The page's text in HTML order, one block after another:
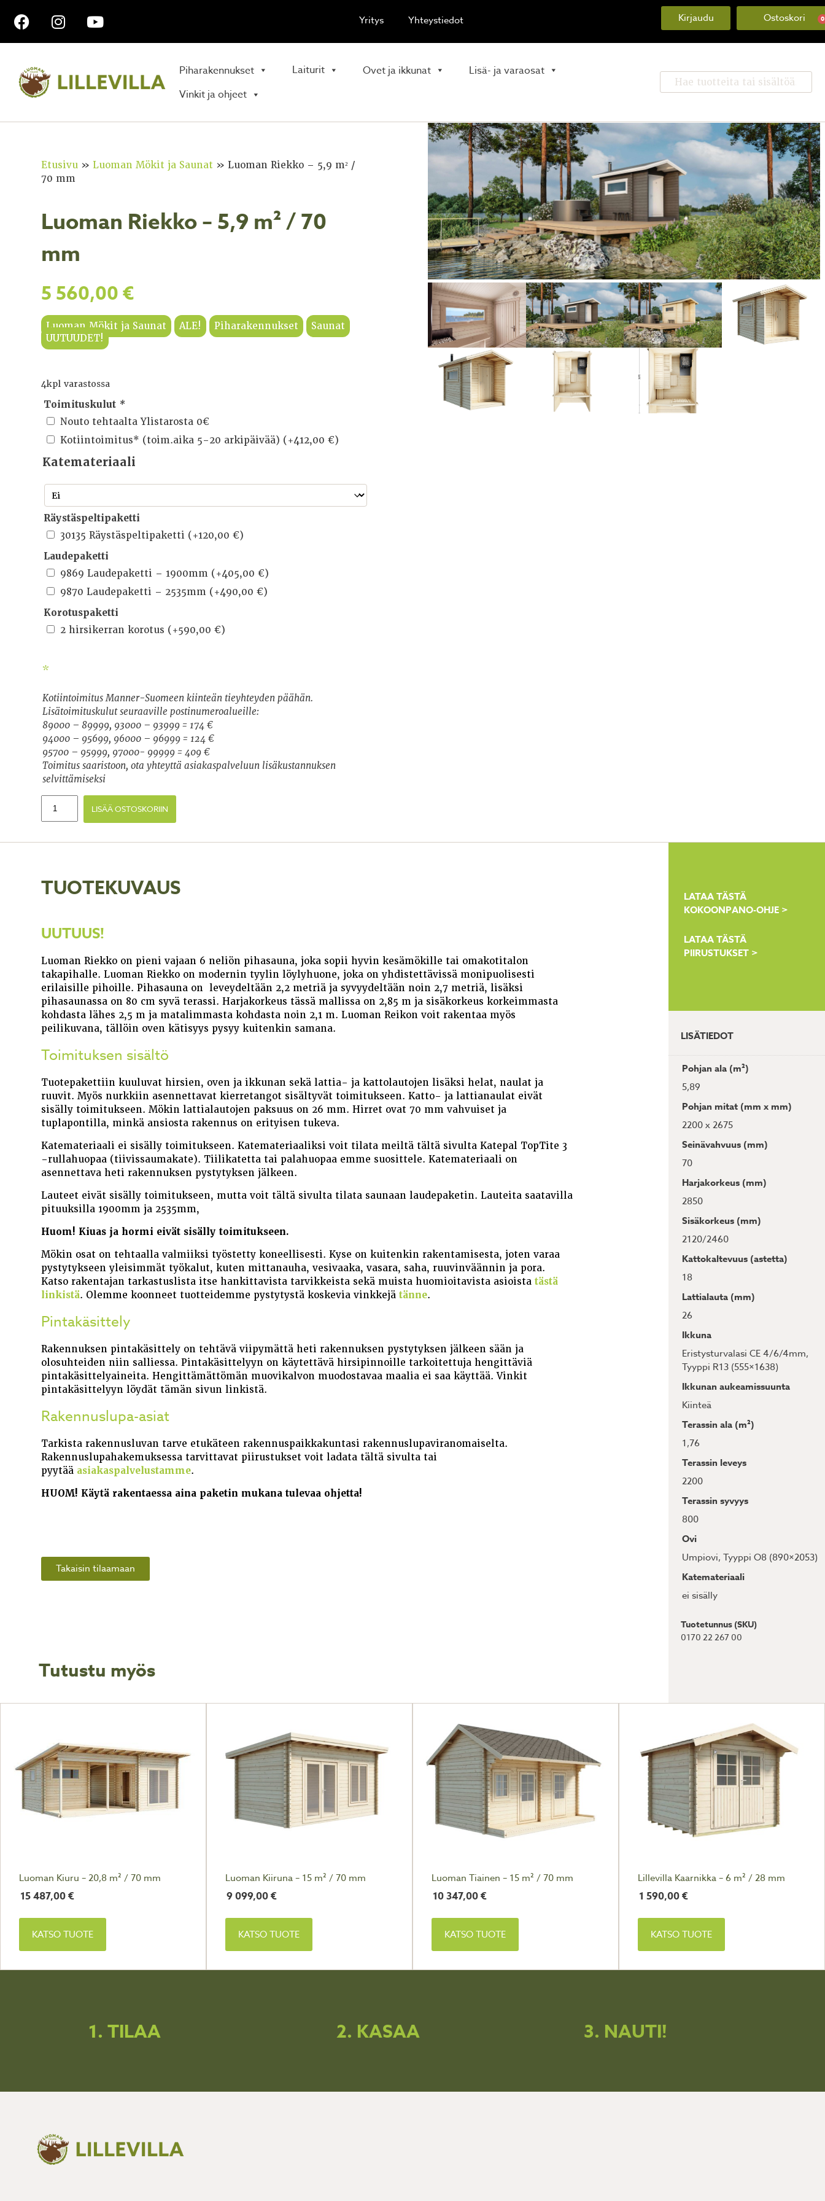
Yritys Yhteystiedot Kirjaudu 0
Piharakennukset Laiturit Ovet ja ikkunat
Lisä- ja varaosat
Vinkit ja ohjeet
Etusivu »Luoman Mökit ja Saunat »Luoman Riekko – 5,9 m² /
70 mm
Luoman Riekko – 5,9 m² / 70
mm
5 560,00€
Luoman Mökit ja Saunat ALE! Piharakennukset
Saunat
UUTUUDET!
4kpl varastossa
Toimituskulut *
Nouto tehtaalta Ylistarosta 0€
Kotiintoimitus* (toim.aika 5-20 arkipäivää) (+412,00€)
Katemateriaali
Räystäspeltipaketti
30135 Räystäspeltipaketti (+120,00€)
Laudepaketti
9869 Laudepaketti – 1900mm (+405,00€)
9870 Laudepaketti – 2535mm (+490,00€)
Korotuspaketti
2 hirsikerran korotus (+590,00€)
*
Kotiintoimitus Manner-Suomeen kiinteän tieyhteyden päähän.
Lisätoimituskulut seuraaville postinumeroalueille:
89000 – 89999, 93000 – 93999 = 174 €
94000 – 95699, 96000 – 96999 = 124 €
95700 – 95999, 97000- 99999 = 409 €
Toimitus saaristoon, ota yhteyttä asiakaspalveluun lisäkustannuksen
selvittämiseksi
LISÄÄ OSTOSKORIIN
TUOTEKUVAUS
UUTUUS!
Luoman Riekko on pieni vajaan 6 neliön pihasauna, joka sopii hyvin kesämökille tai omakotitalon
takapihalle. Luoman Riekko on modernin tyylin löylyhuone, joka on yhdistettävissä monipuolisesti
erilaisille pihoille. Pihasauna on leveydeltään 2,2 metriä ja syvyydeltään noin 2,7 metriä, lisäksi
pihasaunassa on 80 cm syvä terassi. Harjakorkeus tässä mallissa on 2,85 m ja sisäkorkeus korkeimmasta
kohdasta lähes 2,5 m ja matalimmasta kohdasta noin 2,1 m. Luoman Reikon voit rakentaa myös
peilikuvana, tällöin oven kätisyys pysyy kuitenkin samana.
Toimituksen sisältö
Tuotepakettiin kuuluvat hirsien, oven ja ikkunan sekä lattia- ja kattolautojen lisäksi helat, naulat ja
ruuvit. Myös nurkkiin asennettavat kierretangot sisältyvät toimitukseen. Katto- ja lattianaulat eivät
sisälly toimitukseen. Mökin lattialautojen paksuus on 26 mm. Hirret ovat 70 mm vahvuiset ja
tuplapontilla, minkä ansiosta rakennus on erityisen tukeva.
Katemateriaali ei sisälly toimitukseen. Katemateriaaliksi voit tilata meiltä tältä sivulta Katepal TopTite 3
-rullahuopaa (tiivissaumakate). Tiilikatetta tai palahuopaa emme suosittele. Katemateriaali on
asennettava heti rakennuksen pystytyksen jälkeen.
Lauteet eivät sisälly toimitukseen, mutta voit tältä sivulta tilata saunaan laudepaketin. Lauteita saatavilla
pituuksilla 1900mm ja 2535mm,
Huom! Kiuas ja hormi eivät sisälly toimitukseen.
Mökin osat on tehtaalla valmiiksi työstetty koneellisesti. Kyse on kuitenkin rakentamisesta, joten varaa
pystytykseen yleisimmät työkalut, kuten mittanauha, vesivaaka, vasara, saha, ruuvinväännin ja pora.
Katso rakentajan tarkastuslista itse hankittavista tarvikkeista sekä muista huomioitavista asioistatästä
linkistä. Olemme koonneet tuotteidemme pystytystä koskevia vinkkejätänne.
Pintakäsittely
Rakennuksen pintakäsittely on tehtävä viipymättä heti rakennuksen pystytyksen jälkeen sään ja
olosuhteiden niin salliessa. Pintakäsittelyyn on käytettävä hirsipinnoille tarkoitettuja hengittäviä
pintakäsittelyaineita. Hengittämättömän muovikalvon muodostavaa maalia ei saa käyttää. Vinkit
pintakäsittelyyn löydät tämän sivun linkistä.
Rakennuslupa-asiat
Tarkista rakennusluvan tarve etukäteen rakennuspaikkakuntasi rakennuslupaviranomaiselta.
Rakennuslupahakemuksessa tarvittavat piirustukset voit ladata tältä sivulta tai
pyytää asiakaspalvelustamme.
HUOM! Käytä rakentaessa aina paketin mukana tulevaa ohjetta!
Takaisin tilaamaan
LATAA TÄSTÄ
KOKOONPANO-OHJE >
LATAA TÄSTÄ
PIIRUSTUKSET >
LISÄTIEDOT
Pohjan ala (m²)
5,89
Pohjan mitat (mm x mm)
2200 x 2675
Seinävahvuus (mm)
70
Harjakorkeus (mm)
2850
Sisäkorkeus (mm)
2120/2460
Kattokaltevuus (astetta)
18
Lattialauta (mm)
26
Ikkuna
Eristysturvalasi CE 4/6/4mm,
Tyyppi R13 (555×1638)
Ikkunan aukeamissuunta
Kiinteä
Terassin ala (m²)
1,76
Terassin leveys
2200
Terassin syvyys
800
Ovi
Umpiovi, Tyyppi O8 (890×2053)
Katemateriaali
ei sisälly
Tuotetunnus (SKU)
0170 22 267 00
Tutustu myös
Luoman Kiuru – 20,8 m² / 70 mm
15 487,00€
KATSO TUOTE
Luoman Kiiruna – 15 m² / 70 mm
9 099,00€
KATSO TUOTE
Luoman Tiainen – 15 m² / 70 mm
10 347,00€
KATSO TUOTE
Lillevilla Kaarnikka – 6 m² / 28 mm
1 590,00€
KATSO TUOTE
1. TILAA 2. KASAA 3. NAUTI!